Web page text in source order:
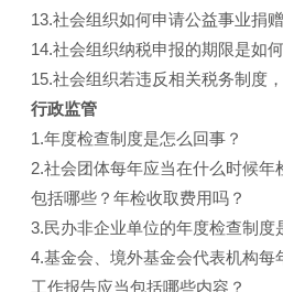
13.社会组织如何申请公益事业捐
14.社会组织纳税申报的期限是如
15.社会组织若违反相关税务制度
行政监管
1.年度检查制度是怎么回事？
2.社会团体每年应当在什么时候年
包括哪些？年检收取费用吗？
3.民办非企业单位的年度检查制度
4.基金会、境外基金会代表机构每
工作报告应当包括哪些内容？